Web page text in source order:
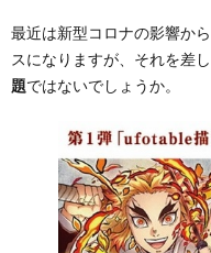
最近は新型コロナの影響か
スになりますが、それを差
題ではないでしょうか。